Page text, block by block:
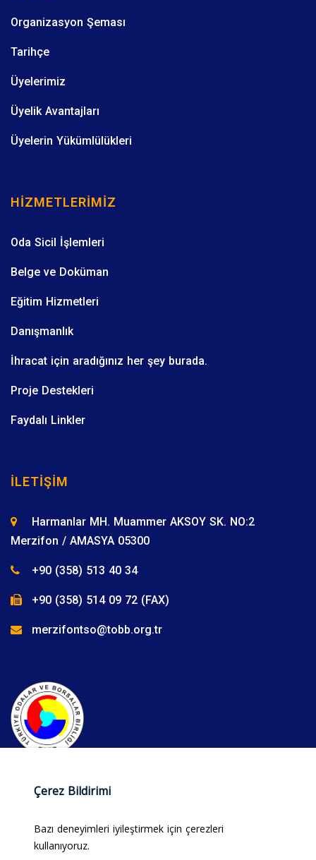
Organizasyon Şeması
Tarihçe
Üyelerimiz
Üyelik Avantajları
Üyelerin Yükümlülükleri
HIZMETLERIMIZ
Oda Sicil İşlemleri
Belge ve Doküman
Eğitim Hizmetleri
Danışmanlık
İhracat için aradığınız her şey burada.
Proje Destekleri
Faydalı Linkler
İLETIŞIM
Harmanlar MH. Muammer AKSOY SK. NO:2
Merzifon / AMASYA 05300
+90 (358) 513 40 34
+90 (358) 514 09 72 (FAX)
merzifontso@tobb.org.tr
Çerez Bildirimi
Bazı deneyimleri iyileştirmek için çerezleri
kullanıyoruz.